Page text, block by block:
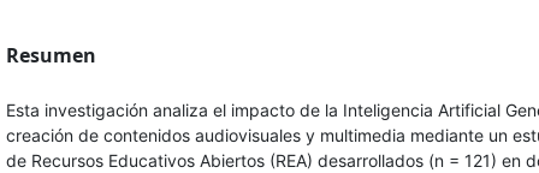
Resumen
Esta investigación analiza el impacto de la Inteligencia Artificial
creación de contenidos audiovisuales y multimedia mediante un
de Recursos Educativos Abiertos (REA) desarrollados (n = 121) en